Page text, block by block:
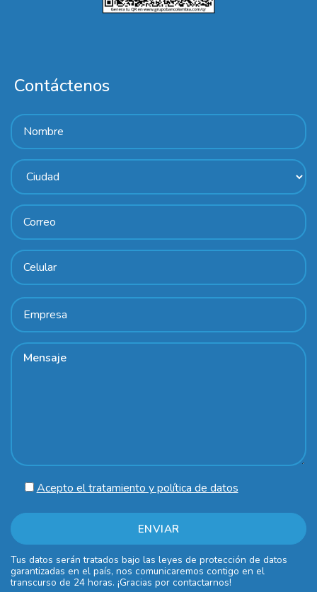
Contáctenos
Acepto el tratamiento y política de datos
Tus datos serán tratados bajo las leyes de protección de datos
garantizadas en el país, nos comunicaremos contigo en el
transcurso de 24 horas. ¡Gracias por contactarnos!